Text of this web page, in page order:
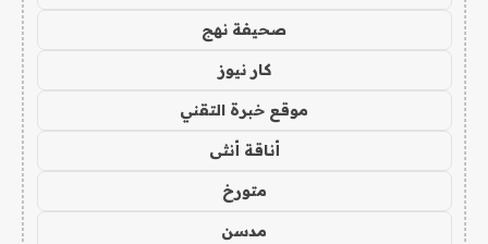
صحيفة نهج
كار نيوز
موقع خبرة التقني
أناقة أنثى
متورخ
مدسن